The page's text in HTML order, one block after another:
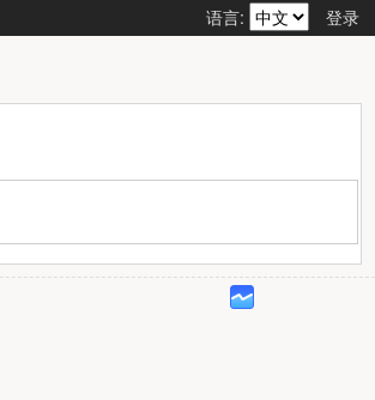
语言: 登录